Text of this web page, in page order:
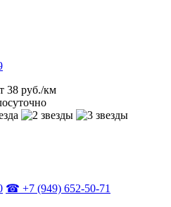
38 руб./км
☎ +7 (949) 652-50-71